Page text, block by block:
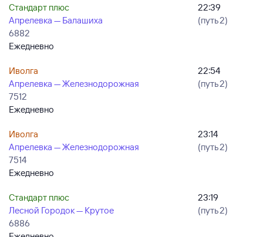
Стандарт плюс
Апрелевка — Балашиха
6882
Ежедневно
22:39
(путь 2)
Иволга
Апрелевка — Железнодорожная
7512
Ежедневно
22:54
(путь 2)
Иволга
Апрелевка — Железнодорожная
7514
Ежедневно
23:14
(путь 2)
Стандарт плюс
Лесной Городок — Крутое
6886
23:19
(путь 2)